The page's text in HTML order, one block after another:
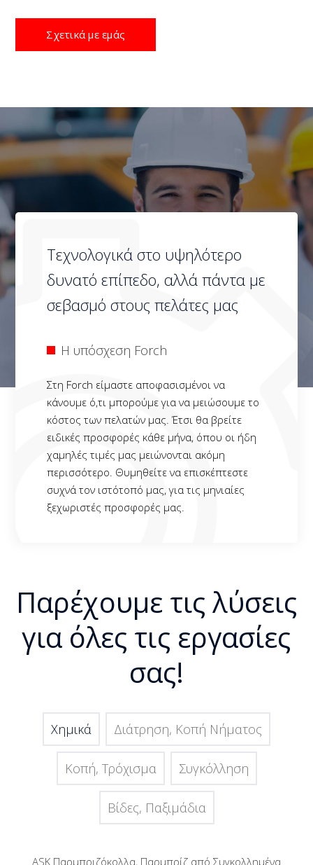
Σχετικά με εμάς
Τεχνολογικά στο υψηλότερο
δυνατό επίπεδο, αλλά πάντα με
σεβασμό στους πελάτες μας
Η υπόσχεση Forch
Στη Forch είμαστε αποφασισμένοι να
κάνουμε ό,τι μπορούμε για να μειώσουμε το
κόστος των πελατών μας. Έτσι θα βρείτε
ειδικές προσφορές κάθε μήνα, όπου οι ήδη
χαμηλές τιμές μας μειώνονται ακόμη
περισσότερο. Θυμηθείτε να επισκέπτεστε
συχνά τον ιστότοπό μας, για τις μηνιαίες
ξεχωριστές προσφορές μας.
Παρέχουμε τις λύσεις
για όλες τις εργασίες
σας!
Χημικά Διάτρηση, Κοπή Νήµατος
Κοπή, Tρόχισμα Συγκόλληση
Βίδες, Παξιμάδια
ASK Παρμπριζόκολλα, Παρμπρίζ από Συγκολλημένα